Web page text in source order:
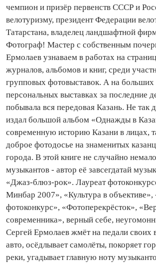
чемпион и призёр первенств СССР и
велотуризму, президент Федерации
Татарстана, владелец ландшафтной
Фотограф! Мастер с собственным
Ермолаев узнаваем в работах на
журналов, альбомов и книг, среди
групповых фотовыставок. А на больших
персональных выставках за последние
побывала вся передовая Казань. Не так
издал большой альбом «Однажды в
современную историю Казани в лицах,
доброе фотодосье на знаменитых
города. В этой книге не случайно
музыкантов - автор её завсегдатай
«Джаз‑блюз‑рок». Лауреат
Минбар 2007», «Культура в
фотоконкурс», «Фотоперекрёсток»,
современника», верный себе,
Сергей Ермолаев жмёт на педали своих
авто, осёдлывает самолёты, покоряет
реки, угадывает главную ноту